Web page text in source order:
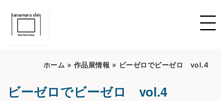
ホーム » 作品展情報 » ビーゼロでビーゼロ vol.4
ビーゼロでビーゼロ vol.4